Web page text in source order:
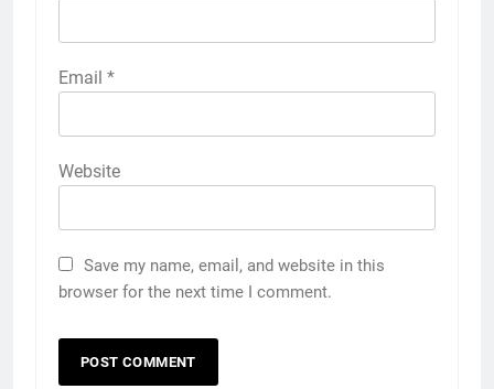
Email *
Website
Save my name, email, and website in this
browser for the next time I comment.